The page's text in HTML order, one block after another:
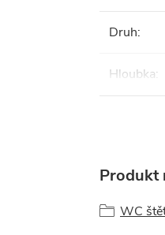
Druh:
Hloubka:
Produkt
WC